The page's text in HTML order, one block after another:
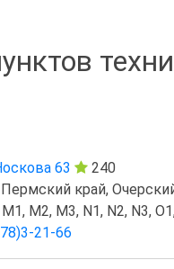
63
240
край,
M2, M3, N1, N2, N3,
21-66